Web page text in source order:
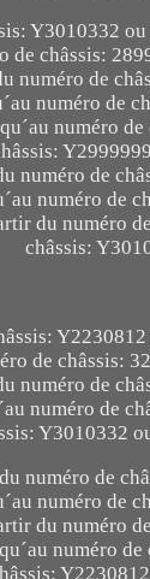
Y3010332
de châssis:
numéro de
numéro de
numéro
numéro de
numéro de
du numéro
châssis:
de châssis:
numéro de
numéro de
Y3010332
numéro de
numéro de
du numéro
numéro